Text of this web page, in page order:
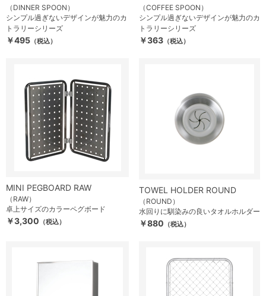
（DINNER SPOON）
シンプル過ぎないデザインが魅力のカ
トラリーシリーズ
￥495 （税込）
（COFFEE SPOON）
シンプル過ぎないデザインが魅力のカ
トラリーシリーズ
￥363 （税込）
MINI PEGBOARD RAW
（RAW）
卓上サイズのカラーペグボード
￥3,300 （税込）
TOWEL HOLDER ROUND
（ROUND）
水回りに馴染みの良いタオルホルダー
￥880 （税込）